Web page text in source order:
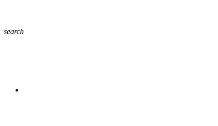
search